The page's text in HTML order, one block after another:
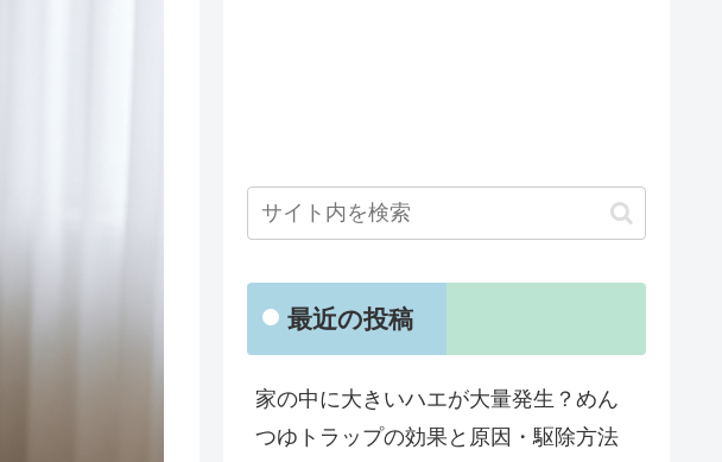
最近の投稿
家の中に大きいハエが大量発生？めん
つゆトラップの効果と原因・駆除方法